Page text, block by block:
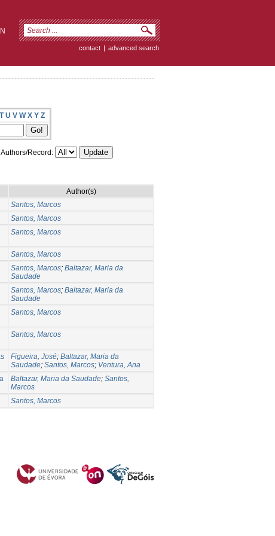
contact | advanced search
T U V W X Y Z
Authors/Record:
Author(s)
Santos, Marcos
Santos, Marcos
Santos, Marcos
Santos, Marcos
Santos, Marcos; Baltazar, Maria da
Saudade
Santos, Marcos; Baltazar, Maria da
Saudade
Santos, Marcos
Santos, Marcos
Figueira, José; Baltazar, Maria da
Saudade; Santos, Marcos; Ventura, Ana
Baltazar, Maria da Saudade; Santos,
Marcos
Santos, Marcos